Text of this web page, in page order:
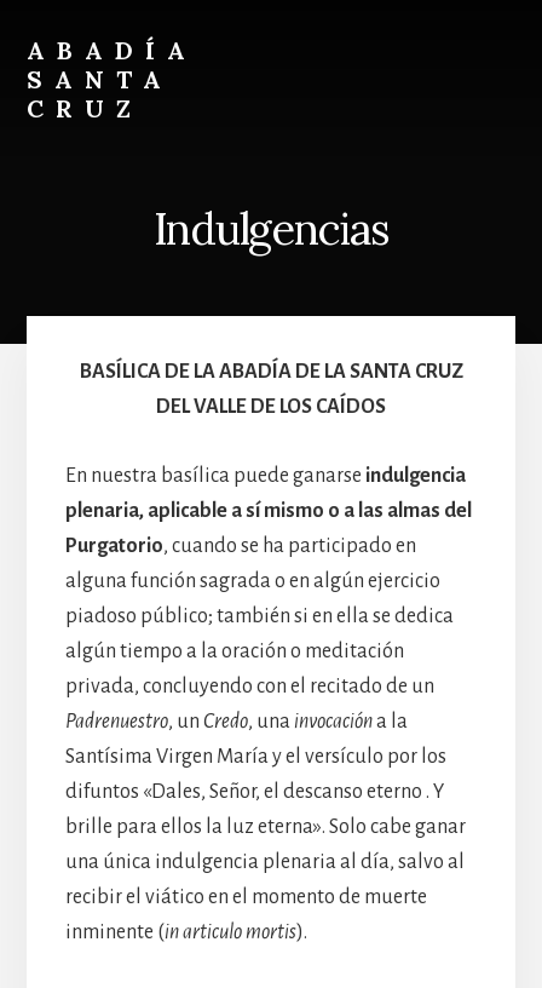
content
footer
ABADÍA
SANTA
CRUZ
Indulgencias
BASÍLICA DE LA ABADÍA DE LA SANTA CRUZ
DEL VALLE DE LOS CAÍDOS
En nuestra basílica puede ganarse indulgencia
plenaria, aplicable a sí mismo o a las almas del
Purgatorio, cuando se ha participado en
alguna función sagrada o en algún ejercicio
piadoso público; también si en ella se dedica
algún tiempo a la oración o meditación
privada, concluyendo con el recitado de un
Padrenuestro, un Credo, una invocacióna la
Santísima Virgen María y el versículo por los
difuntos «Dales, Señor, el descanso eterno . Y
brille para ellos la luz eterna». Solo cabe ganar
una única indulgencia plenaria al día, salvo al
recibir el viático en el momento de muerte
inminente (in articulo mortis).